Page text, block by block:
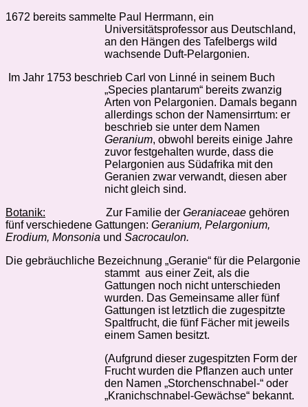
1672 bereits sammelte Paul Herrmann, ein
Universitätsprofessor aus Deutschland,
an den Hängen des Tafelbergs wild
wachsende Duft-Pelargonien.
Im Jahr 1753 beschrieb Carl von Linné in seinem Buch
„Species plantarum“ bereits zwanzig
Arten von Pelargonien. Damals begann
allerdings schon der Namensirrtum: er
beschrieb sie unter dem Namen
Geranium, obwohl bereits einige Jahre
zuvor festgehalten wurde, dass die
Pelargonien aus Südafrika mit den
Geranien zwar verwandt, diesen aber
nicht gleich sind.
Botanik:
Zur Familie der Geraniaceae gehören
fünf verschiedene Gattungen: Geranium, Pelargonium,
Erodium, Monsonia und Sacrocaulon.
Die gebräuchliche Bezeichnung „Geranie“ für die Pelargonie
stammt aus einer Zeit, als die
Gattungen noch nicht unterschieden
wurden. Das Gemeinsame aller fünf
Gattungen ist letztlich die zugespitzte
Spaltfrucht, die fünf Fächer mit jeweils
einem Samen besitzt.
(Aufgrund dieser zugespitzten Form der
Frucht wurden die Pflanzen auch unter
den Namen „Storchenschnabel-“ oder
„Kranichschnabel-Gewächse“ bekannt.